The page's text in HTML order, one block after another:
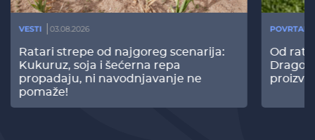
VESTI 03.08.2026
Ratari strepe od najgoreg scenarija:
Kukuruz, soja i šećerna repa
propadaju, ni navodnjavanje ne
pomaže!
Od